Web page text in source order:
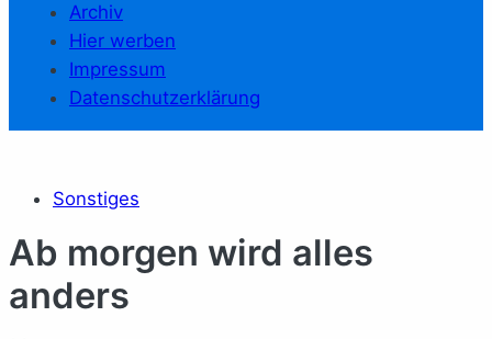
Archiv
Hier werben
Impressum
Datenschutzerklärung
Sonstiges
Ab morgen wird alles
anders